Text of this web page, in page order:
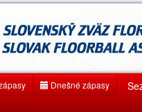
Dnešné zápasy